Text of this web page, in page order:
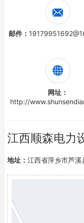
邮件：
网址：
http://
江西顺森电力
地址： 江西省萍乡市芦溪